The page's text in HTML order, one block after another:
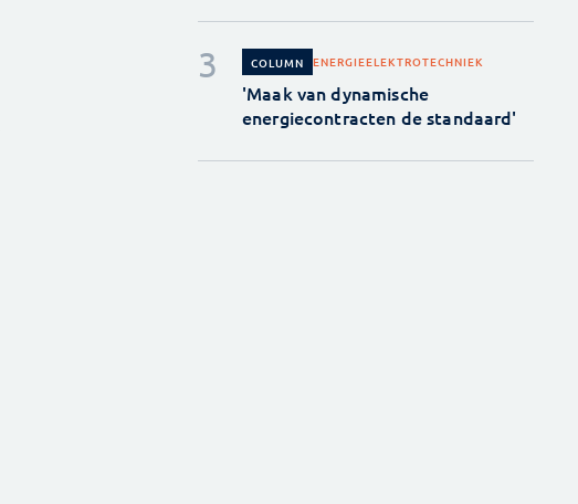
COLUMN ENERGIEELEKTROTECHNIEK
'Maak van dynamische
energiecontracten de standaard'